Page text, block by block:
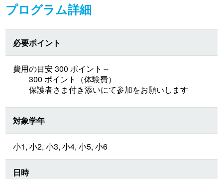
プログラム詳細
必要ポイント
費用の目安 300 ポイント～
300 ポイント（体験費）
保護者さま付き添いにて参加をお願いします
対象学年
小1, 小2, 小3, 小4, 小5, 小6
日時